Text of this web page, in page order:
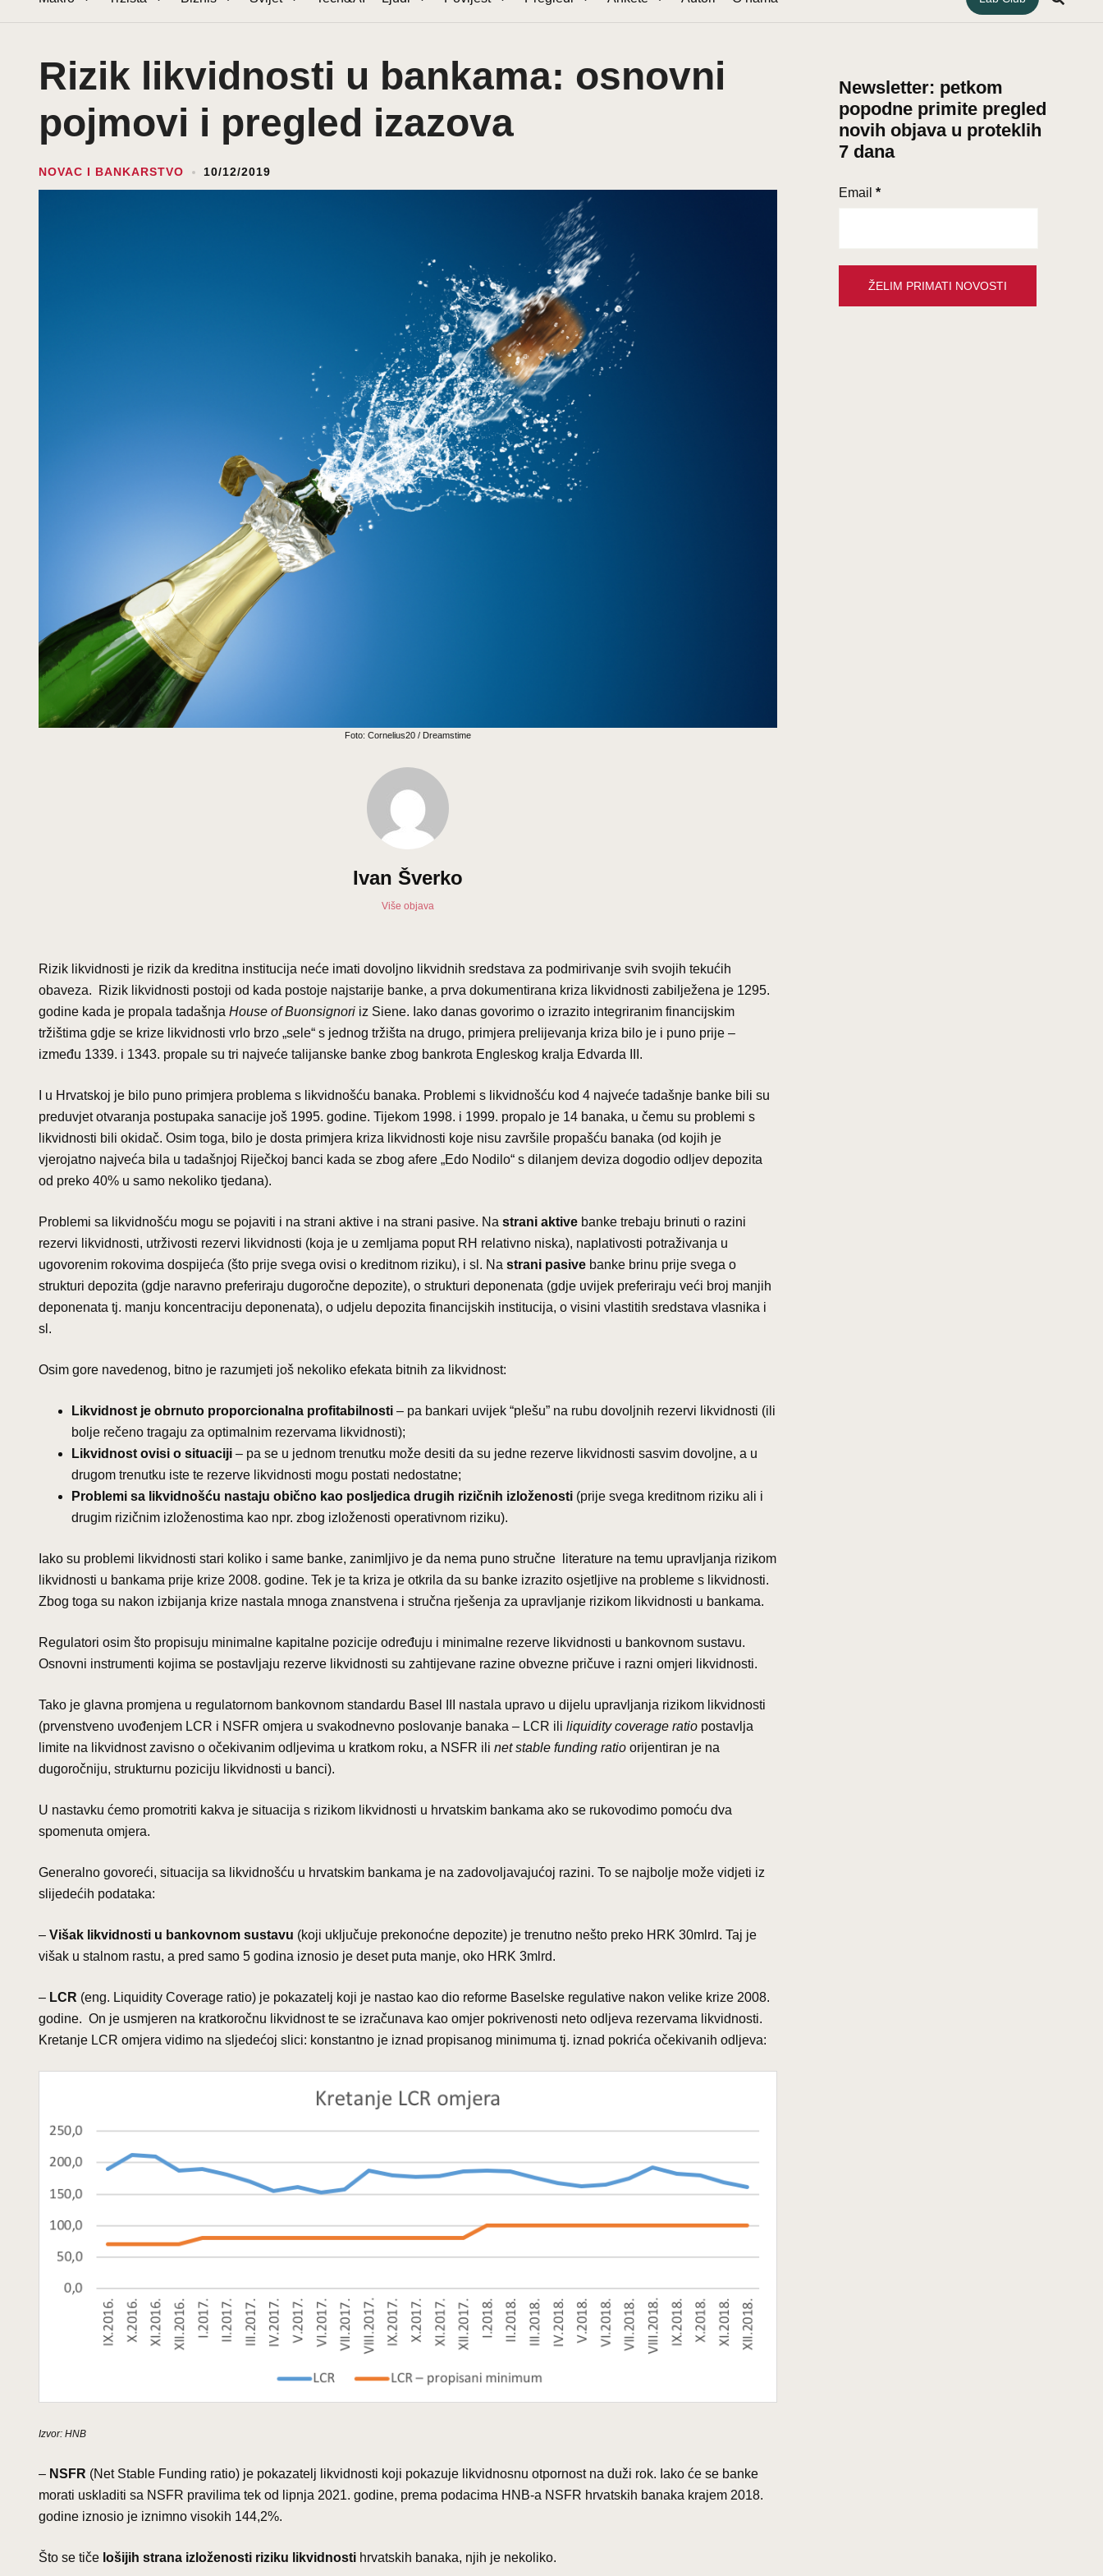
Rizik likvidnosti u bankama: osnovni
pojmovi i pregled izazova
NOVAC I BANKARSTVO 10/12/2019
Foto: Cornelius20 / Dreamstime
Ivan Šverko
Više objava
Rizik likvidnosti je rizik da kreditna institucija neće imati dovoljno likvidnih sredstava za podmirivanje svih svojih tekućih
obaveza. Rizik likvidnosti postoji od kada postoje najstarije banke, a prva dokumentirana kriza likvidnosti zabilježena je 1295.
godine kada je propala tadašnja House of Buonsignori iz Siene. Iako danas govorimo o izrazito integriranim financijskim
tržištima gdje se krize likvidnosti vrlo brzo „sele“ s jednog tržišta na drugo, primjera prelijevanja kriza bilo je i puno prije –
između 1339. i 1343. propale su tri najveće talijanske banke zbog bankrota Engleskog kralja Edvarda III.
I u Hrvatskoj je bilo puno primjera problema s likvidnošću banaka. Problemi s likvidnošću kod 4 najveće tadašnje banke bili su
preduvjet otvaranja postupaka sanacije još 1995. godine. Tijekom 1998. i 1999. propalo je 14 banaka, u čemu su problemi s
likvidnosti bili okidač. Osim toga, bilo je dosta primjera kriza likvidnosti koje nisu završile propašću banaka (od kojih je
vjerojatno najveća bila u tadašnjoj Riječkoj banci kada se zbog afere „Edo Nodilo“ s dilanjem deviza dogodio odljev depozita
od preko 40% u samo nekoliko tjedana).
Problemi sa likvidnošću mogu se pojaviti i na strani aktive i na strani pasive. Na strani aktive banke trebaju brinuti o razini
rezervi likvidnosti, utrživosti rezervi likvidnosti (koja je u zemljama poput RH relativno niska), naplativosti potraživanja u
ugovorenim rokovima dospijeća (što prije svega ovisi o kreditnom riziku), i sl. Na strani pasive banke brinu prije svega o
strukturi depozita (gdje naravno preferiraju dugoročne depozite), o strukturi deponenata (gdje uvijek preferiraju veći broj manjih
deponenata tj. manju koncentraciju deponenata), o udjelu depozita financijskih institucija, o visini vlastitih sredstava vlasnika i
sl.
Osim gore navedenog, bitno je razumjeti još nekoliko efekata bitnih za likvidnost:
Likvidnost je obrnuto proporcionalna profitabilnosti – pa bankari uvijek “plešu” na rubu dovoljnih rezervi likvidnosti (ili
bolje rečeno tragaju za optimalnim rezervama likvidnosti);
Likvidnost ovisi o situaciji – pa se u jednom trenutku može desiti da su jedne rezerve likvidnosti sasvim dovoljne, a u
drugom trenutku iste te rezerve likvidnosti mogu postati nedostatne;
Problemi sa likvidnošću nastaju obično kao posljedica drugih rizičnih izloženosti (prije svega kreditnom riziku ali i
drugim rizičnim izloženostima kao npr. zbog izloženosti operativnom riziku).
Iako su problemi likvidnosti stari koliko i same banke, zanimljivo je da nema puno stručne literature na temu upravljanja rizikom
likvidnosti u bankama prije krize 2008. godine. Tek je ta kriza je otkrila da su banke izrazito osjetljive na probleme s likvidnosti.
Zbog toga su nakon izbijanja krize nastala mnoga znanstvena i stručna rješenja za upravljanje rizikom likvidnosti u bankama.
Regulatori osim što propisuju minimalne kapitalne pozicije određuju i minimalne rezerve likvidnosti u bankovnom sustavu.
Osnovni instrumenti kojima se postavljaju rezerve likvidnosti su zahtijevane razine obvezne pričuve i razni omjeri likvidnosti.
Tako je glavna promjena u regulatornom bankovnom standardu Basel III nastala upravo u dijelu upravljanja rizikom likvidnosti
(prvenstveno uvođenjem LCR i NSFR omjera u svakodnevno poslovanje banaka – LCR ili liquidity coverage ratio postavlja
limite na likvidnost zavisno o očekivanim odljevima u kratkom roku, a NSFR ili net stable funding ratio orijentiran je na
dugoročniju, strukturnu poziciju likvidnosti u banci).
U nastavku ćemo promotriti kakva je situacija s rizikom likvidnosti u hrvatskim bankama ako se rukovodimo pomoću dva
spomenuta omjera.
Generalno govoreći, situacija sa likvidnošću u hrvatskim bankama je na zadovoljavajućoj razini. To se najbolje može vidjeti iz
slijedećih podataka:
– Višak likvidnosti u bankovnom sustavu (koji uključuje prekonoćne depozite) je trenutno nešto preko HRK 30mlrd. Taj je
višak u stalnom rastu, a pred samo 5 godina iznosio je deset puta manje, oko HRK 3mlrd.
– LCR (eng. Liquidity Coverage ratio) je pokazatelj koji je nastao kao dio reforme Baselske regulative nakon velike krize 2008.
godine. On je usmjeren na kratkoročnu likvidnost te se izračunava kao omjer pokrivenosti neto odljeva rezervama likvidnosti.
Kretanje LCR omjera vidimo na sljedećoj slici: konstantno je iznad propisanog minimuma tj. iznad pokrića očekivanih odljeva:
Izvor: HNB
– NSFR (Net Stable Funding ratio) je pokazatelj likvidnosti koji pokazuje likvidnosnu otpornost na duži rok. Iako će se banke
morati uskladiti sa NSFR pravilima tek od lipnja 2021. godine, prema podacima HNB-a NSFR hrvatskih banaka krajem 2018.
godine iznosio je iznimno visokih 144,2%.
Što se tiče lošijih strana izloženosti riziku likvidnosti hrvatskih banaka, njih je nekoliko.
Newsletter: petkom
popodne primite pregled
novih objava u proteklih
7 dana
Email *